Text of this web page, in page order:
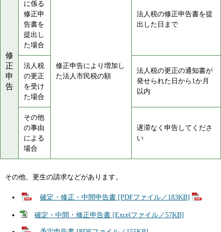
修
正
申
告
に係る
修正申
告書を
提出し
た場合
修正申告により増加し
た法人市民税の額
法人税の修正申告書を提
出した日まで
法人税
の更正
を受け
た場合
法人税の更正の通知書が
発せられた日から1か月
以内
その他
の事由
による
場合
遅滞なく申告してくださ
い
その他、更生の請求などがあります。
確定・修正・中間申告書 [PDFファイル／183KB]
確定・中間・修正申告書 [Excelファイル／57KB]